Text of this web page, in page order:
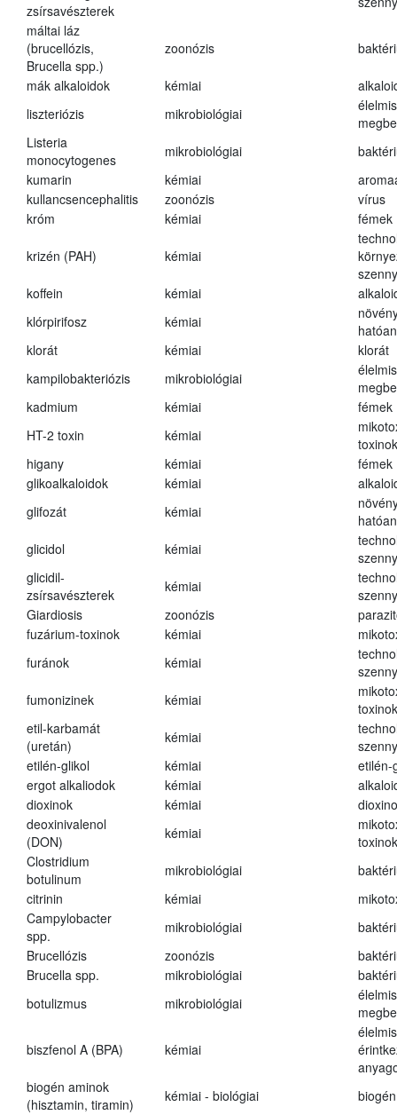
zsírsavészterek
máltai láz
(brucellózis,
Brucella spp.)
zoonózis
mák alkaloidok kémiai
liszteriózis
mikrobiológiai
Listeria
monocytogenes
mikrobiológiai
kumarin
kémiai
kullancsencephalitis
zoonózis
vírus
króm
kémiai fémek
krizén (PAH) kémiai
koffein
kémiai
klórpirifosz
kémiai
klorát
kémiai
klorát
kampilobakteriózis
mikrobiológiai
kadmium
kémiai
fémek
HT-2 toxin
kémiai
toxinok
higany
kémiai
fémek
glikoalkaloidok
kémiai
glifozát
kémiai
glicidol
kémiai
glicidil-
zsírsavészterek
kémiai
Giardiosis
zoonózis
fuzárium-toxinok
kémiai
furánok
kémiai
fumonizinek
kémiai
toxinok
etil-karbamát
(uretán)
kémiai
etilén-glikol
kémiai
etilén-
ergot alkaliodok
kémiai
dioxinok
kémiai
deoxinivalenol
(DON)
kémiai
toxinok
Clostridium
botulinum
mikrobiológiai
citrinin
kémiai
Campylobacter
spp.
mikrobiológiai
Brucellózis
zoonózis
Brucella spp.
mikrobiológiai
botulizmus
mikrobiológiai
biszfenol A (BPA) kémiai
biogén aminok
(hisztamin, tiramin)
kémiai - biológiai